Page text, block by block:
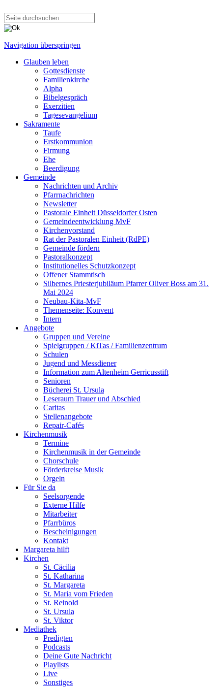
Navigation überspringen
Glauben leben
Gottesdienste
Familienkirche
Alpha
Bibelgespräch
Exerzitien
Tagesevangelium
Sakramente
Taufe
Erstkommunion
Firmung
Ehe
Beerdigung
Gemeinde
Nachrichten und Archiv
Pfarrnachrichten
Newsletter
Pastorale Einheit Düsseldorfer Osten
Gemeindeentwicklung MvF
Kirchenvorstand
Rat der Pastoralen Einheit (RdPE)
Gemeinde fördern
Pastoralkonzept
Institutionelles Schutzkonzept
Offener Stammtisch
Silbernes Priesterjubiläum Pfarrer Oliver Boss am 31.
Mai 2024
Neubau-Kita-MvF
Themenseite: Konvent
Intern
Angebote
Gruppen und Vereine
Spielgruppen / KiTas / Familienzentrum
Schulen
Jugend und Messdiener
Information zum Altenheim Gerricusstift
Senioren
Bücherei St. Ursula
Leseraum Trauer und Abschied
Caritas
Stellenangebote
Repair-Cafés
Kirchenmusik
Termine
Kirchenmusik in der Gemeinde
Chorschule
Förderkreise Musik
Orgeln
Für Sie da
Seelsorgende
Externe Hilfe
Mitarbeiter
Pfarrbüros
Bescheinigungen
Kontakt
Margareta hilft
Kirchen
St. Cäcilia
St. Katharina
St. Margareta
St. Maria vom Frieden
St. Reinold
St. Ursula
St. Viktor
Mediathek
Predigten
Podcasts
Deine Gute Nachricht
Playlists
Live
Sonstiges